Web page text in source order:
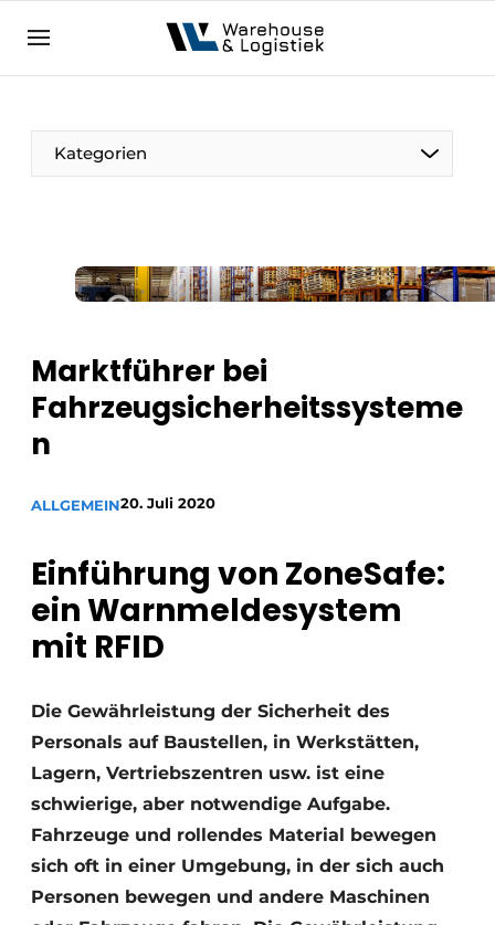
NL EN
Kategorien
Marktführer bei
Fahrzeugsicherheitssysteme
n
ALLGEMEIN20. Juli 2020
Einführung von ZoneSafe:
ein Warnmeldesystem
mit RFID
Die Gewährleistung der Sicherheit des
Personals auf Baustellen, in Werkstätten,
Lagern, Vertriebszentren usw. ist eine
schwierige, aber notwendige Aufgabe.
Fahrzeuge und rollendes Material bewegen
sich oft in einer Umgebung, in der sich auch
Personen bewegen und andere Maschinen